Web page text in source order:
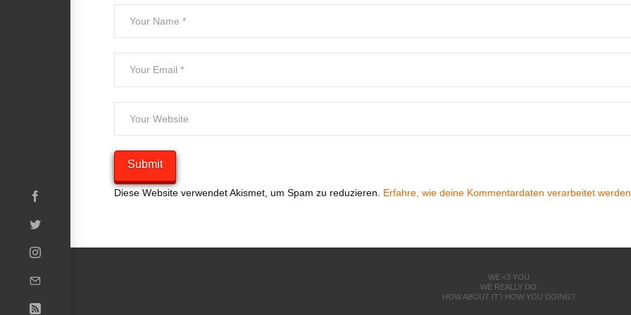
Diese Website verwendet Akismet, um Spam zu reduzieren. Erfahre, wie deine Kommentardaten verarbeitet
WE <3 YOU
WE REALLY DO
HOW ABOUT IT? HOW YOU DOING?